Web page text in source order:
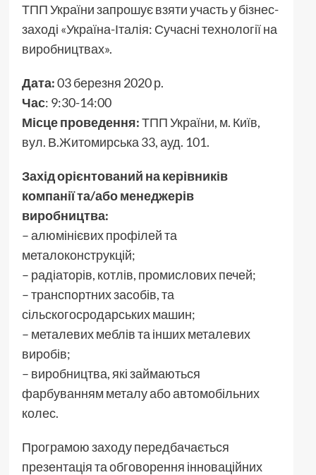
ТПП України запрошує взяти участь у бізнес-
заході «Україна-Італія: Сучасні технології на
виробництвах».
Дата:03 березня 2020 р.
Час: 9:30-14:00
Місце проведення:ТПП України, м. Київ,
вул. В.Житомирська 33, ауд. 101.
Захід орієнтований на керівників
компанії та/або менеджерів
виробництва:
– алюмінієвих профілей та
металоконструкцій;
– радіаторів, котлів, промислових печей;
– транспортних засобів, та
сільскогосродарських машин;
– металевих меблів та інших металевих
виробів;
– виробництва, які займаються
фарбуванням металу або автомобільних
колес.
Програмою заходу передбачається
презентація та обговорення інноваційних